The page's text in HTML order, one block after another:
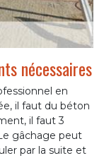
nécessaires
en
il faut du béton
il faut 3
gâchage peut
par la suite et